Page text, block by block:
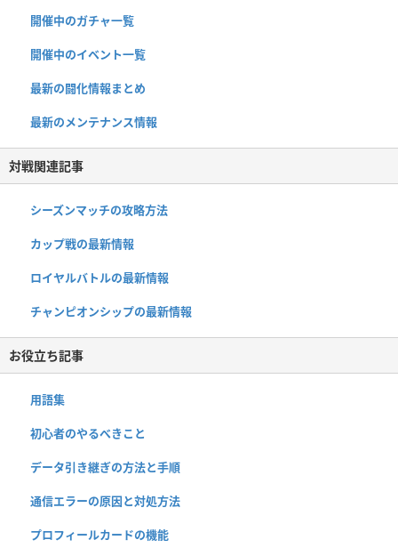
開催中のガチャ一覧
開催中のイベント一覧
最新の闘化情報まとめ
最新のメンテナンス情報
対戦関連記事
シーズンマッチの攻略方法
カップ戦の最新情報
ロイヤルバトルの最新情報
チャンピオンシップの最新情報
お役立ち記事
用語集
初心者のやるべきこと
データ引き継ぎの方法と手順
通信エラーの原因と対処方法
プロフィールカードの機能